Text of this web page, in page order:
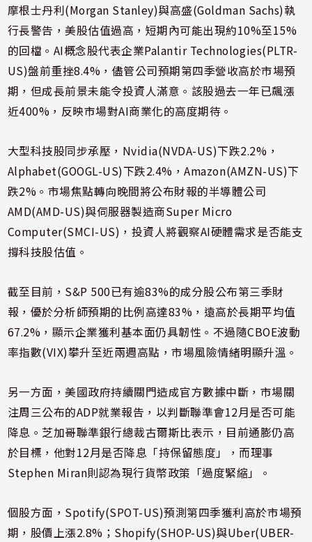
摩根士丹利(Morgan Stanley)與高盛(Goldman Sachs)執
行長警告，美股估值過高，短期內可能出現約10%至15%
的回檔。AI概念股代表企業Palantir Technologies(PLTR-
US)盤前重挫8.4%，儘管公司預期第四季營收高於市場預
期，但成長前景未能令投資人滿意。該股過去一年已飆漲
近400%，反映市場對AI商業化的高度期待。
大型科技股同步承壓，Nvidia(NVDA-US)下跌2.2%，
Alphabet(GOOGL-US)下跌2.4%，Amazon(AMZN-US)下
跌2%。市場焦點轉向晚間將公布財報的半導體公司
AMD(AMD-US)與伺服器製造商Super Micro
Computer(SMCI-US)，投資人將觀察AI硬體需求是否能支
撐科技股估值。
截至目前，S&P 500已有逾83%的成分股公布第三季財
報，優於分析師預期的比例高達83%，遠高於長期平均值
67.2%，顯示企業獲利基本面仍具韌性。不過隨CBOE波動
率指數(VIX)攀升至近兩週高點，市場風險情緒明顯升溫。
另一方面，美國政府持續關門造成官方數據中斷，市場關
注周三公布的ADP就業報告，以判斷聯準會12月是否可能
降息。芝加哥聯準銀行總裁古爾斯比表示，目前通膨仍高
於目標，他對12月是否降息「持保留態度」，而理事
Stephen Miran則認為現行貨幣政策「過度緊縮」。
個股方面，Spotify(SPOT-US)預測第四季獲利高於市場預
期，股價上漲2.8%；Shopify(SHOP-US)與Uber(UBER-